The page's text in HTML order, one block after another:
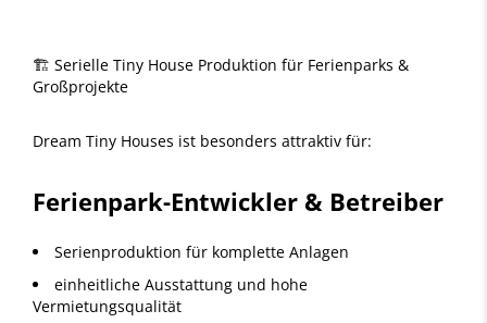
🏗️ Serielle Tiny House Produktion für Ferienparks &
Großprojekte
Dream Tiny Houses ist besonders attraktiv für:
Ferienpark-Entwickler & Betreiber
Serienproduktion für komplette Anlagen
einheitliche Ausstattung und hohe
Vermietungsqualität